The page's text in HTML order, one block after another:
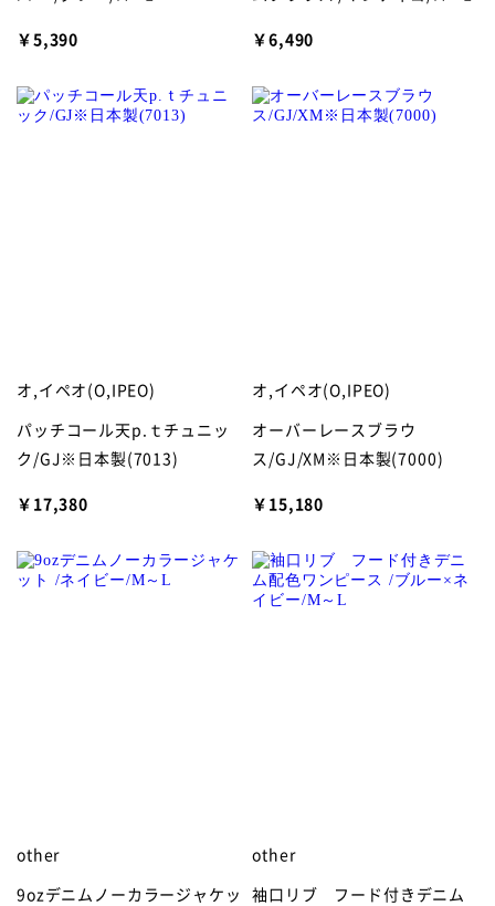
￥5,390 ￥6,490
オ,イペオ(O,IPEO)
パッチコール天p.ｔチュニッ
ク/GJ※日本製(7013)
￥17,380
オ,イペオ(O,IPEO)
オーバーレースブラウ
ス/GJ/XM※日本製(7000)
￥15,180
other
9ozデニムノーカラージャケッ
other
袖口リブ フード付きデニム